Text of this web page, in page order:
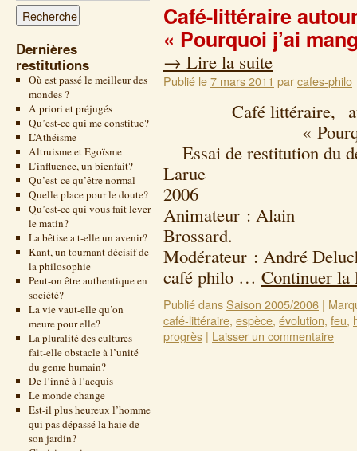
Dernières
restitutions
Où est passé le meilleur des
mondes ?
A priori et préjugés
Qu’est-ce qui me constitue?
L’Athéisme
Altruisme et Egoïsme
L’influence, un bienfait?
Qu’est-ce qu’être normal
Quelle place pour le doute?
Qu’est-ce qui vous fait lever
le matin?
La bêtise a t-elle un avenir?
Kant, un tournant décisif de
la philosophie
Peut-on être authentique en
société?
La vie vaut-elle qu’on
meure pour elle?
La pluralité des cultures
fait-elle obstacle à l’unité
du genre humain?
De l’inné à l’acquis
Le monde change
Est-il plus heureux l’homme
qui pas dépassé la haie de
son jardin?
Café-littéraire
« Pourquoi j’ai
→ Lire la suite
Publié le7 mars 2011 parcafes-philo
Café littéraire,
« Pourquoi j’ai
Essai de restitution du
Larue 22
Animateur : Alain
Modérateur : André
café philo … Continuer
Publié dansSaison 2005/2006 |
café-littéraire, espèce, évolution, feu,
progrès | Laisser un commentaire